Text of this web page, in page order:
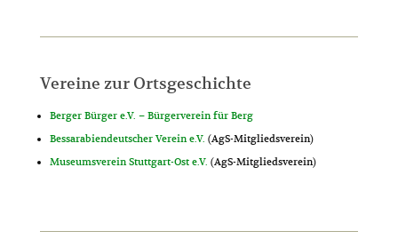
Vereine zur Ortsgeschichte
Berger Bürger e.V. – Bürgerverein für Berg
Bessarabiendeutscher Verein e.V. (AgS-Mitgliedsverein)
Museumsverein Stuttgart-Ost e.V. (AgS-Mitgliedsverein)